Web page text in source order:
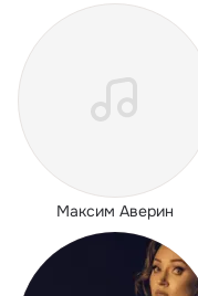
Максим Аверин